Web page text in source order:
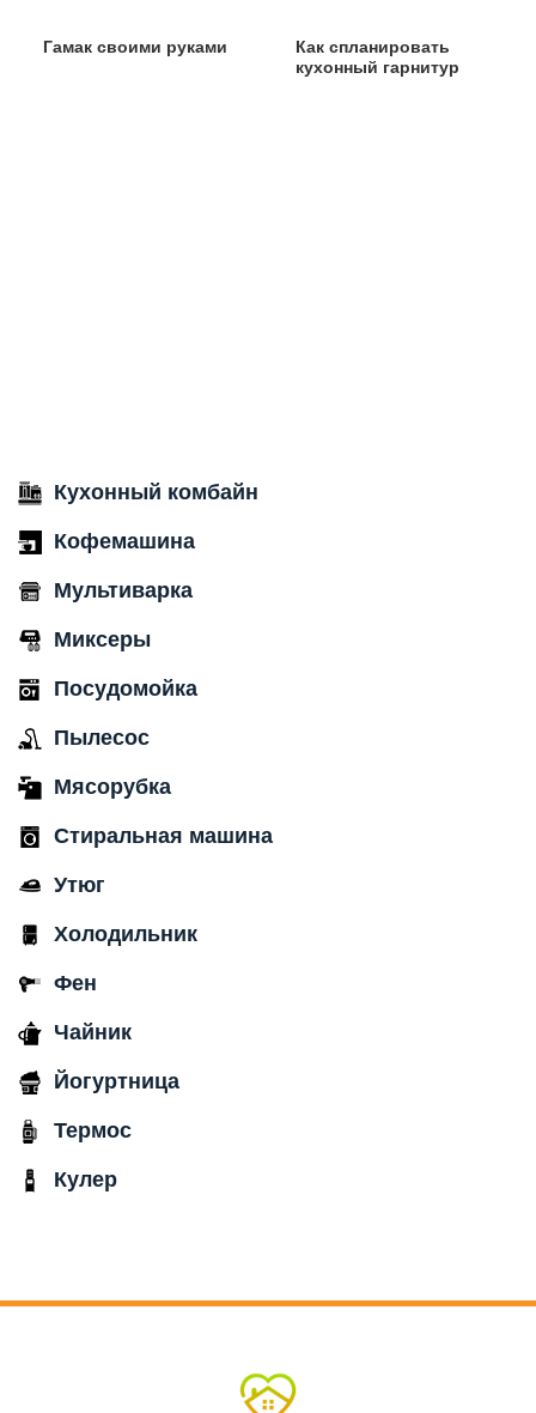
Гамак своими руками
Как спланировать
кухонный гарнитур
Кухонный комбайн
Кофемашина
Мультиварка
Миксеры
Посудомойка
Пылесос
Мясорубка
Стиральная машина
Утюг
Холодильник
Фен
Чайник
Йогуртница
Термос
Кулер